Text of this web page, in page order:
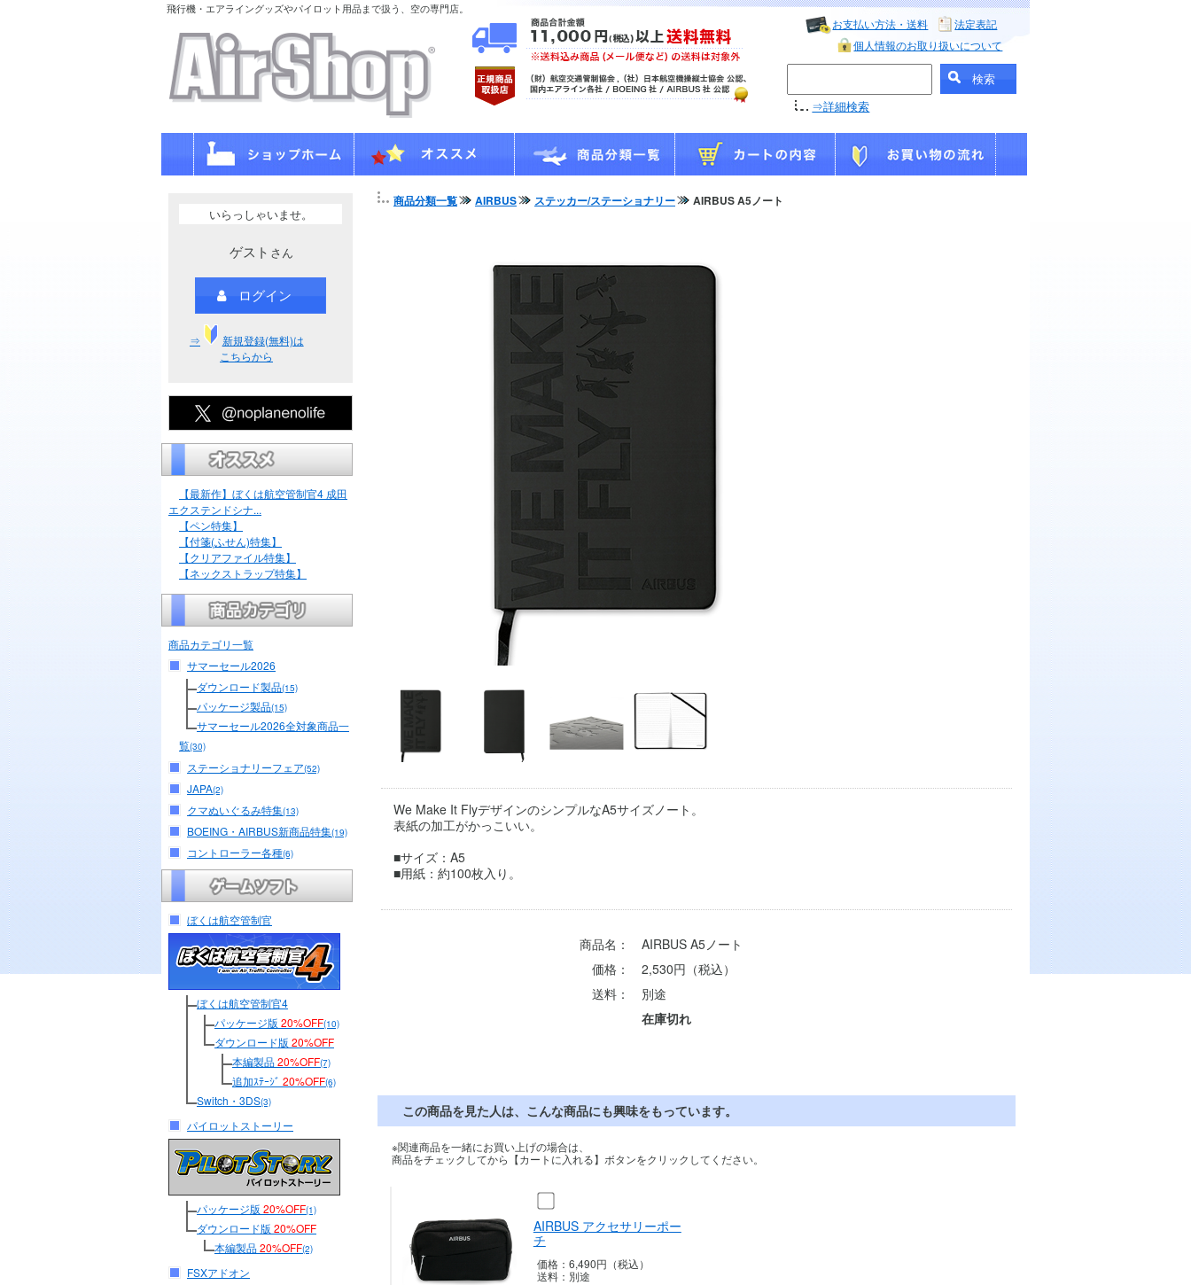
飛行機・エアライングッズやパイロット用品まで扱う、空の専門店。
お支払い方法・送料
法定表記
個人情報のお取り扱いについて
⇒詳細検索
いらっしゃいませ。
ゲスト さん
ログイン
⇒
新規登録(無料)は
こちらから
【最新作】ぼくは航空管制官4 成田
エクステンドシナ...
【ペン特集】
【付箋(ふせん)特集】
【クリアファイル特集】
【ネックストラップ特集】
商品カテゴリ一覧
サマーセール2026
ダウンロード製品(15)
パッケージ製品(15)
サマーセール2026全対象商品一
覧(30)
ステーショナリーフェア(52)
JAPA(2)
クマぬいぐるみ特集(13)
BOEING・AIRBUS新商品特集(19)
コントローラー各種(6)
ぼくは航空管制官
ぼくは航空管制官4
パッケージ版 20%OFF(10)
ダウンロード版 20%OFF
本編製品20%OFF(7)
追加ｽﾃｰｼﾞ 20%OFF(6)
Switch・3DS(3)
パイロットストーリー
パッケージ版 20%OFF(1)
ダウンロード版 20%OFF
本編製品20%OFF(2)
FSXアドオン
商品分類一覧 AIRBUS ステッカー/ステーショナリー AIRBUS A5ノート
We Make It FlyデザインのシンプルなA5サイズノート。
表紙の加工がかっこいい。
■サイズ：A5
■用紙：約100枚入り。
商品名：
AIRBUS A5ノート
価格：
2,530円（税込）
送料：
別途
在庫切れ
この商品を見た人は、こんな商品にも興味をもっています。
※関連商品を一緒にお買い上げの場合は、
商品をチェックしてから【カートに入れる】ボタンをクリックしてください。
AIRBUS アクセサリーポー
チ
価格： 6,490円（税込）
送料： 別途